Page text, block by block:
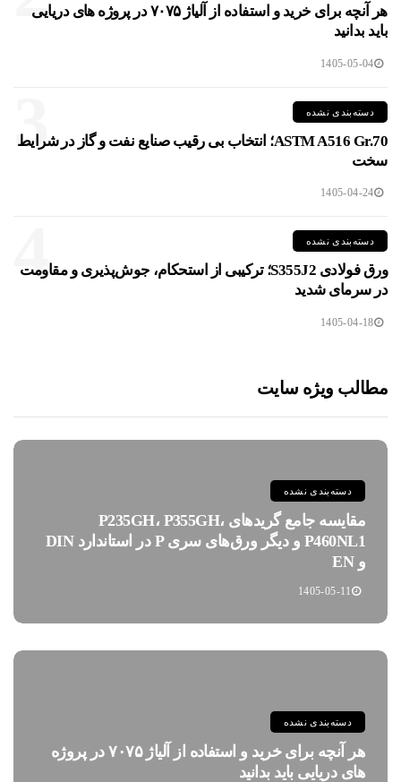
هر آنچه برای خرید و استفاده از آلیاژ ۷۰۷۵ در پروژه های دریایی
باید بدانید
1405-05-04
3 دسته‌بندی نشده
ASTM A516 Gr.70؛ انتخاب بی رقیب صنایع نفت و گاز در شرایط
سخت
1405-04-24
4 دسته‌بندی نشده
ورق فولادی S355J2؛ ترکیبی از استحکام، جوش‌پذیری و مقاومت
در سرمای شدید
1405-04-18
مطالب ویژه سایت
دسته‌بندی نشده
مقایسه جامع گریدهای P235GH، P355GH،
P460NL1 و دیگر ورق‌های سری P در استاندارد DIN
و EN
1405-05-11
دسته‌بندی نشده
هر آنچه برای خرید و استفاده از آلیاژ ۷۰۷۵ در پروژه
های دریایی باید بدانید